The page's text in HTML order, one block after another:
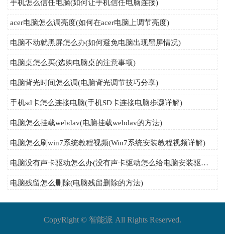
手机怎么信任电脑(如何让手机信任电脑连接)
acer电脑怎么调亮度(如何在acer电脑上调节亮度)
电脑不动就黑屏怎么办(如何避免电脑出现黑屏情况)
电脑桌怎么买(选购电脑桌的注意事项)
电脑背光时间怎么调(电脑背光调节技巧分享)
手机sd卡怎么连接电脑(手机SD卡连接电脑步骤详解)
电脑怎么挂载webdav(电脑挂载webdav的方法)
电脑怎么刷win7系统教程视频(Win7系统安装教程视频详解)
电脑没有声卡驱动怎么办(没有声卡驱动怎么给电脑安装驱动程序)
电脑残留怎么删除(电脑残留删除的方法)
CopyRight © 智能派 All Rights Reserved.